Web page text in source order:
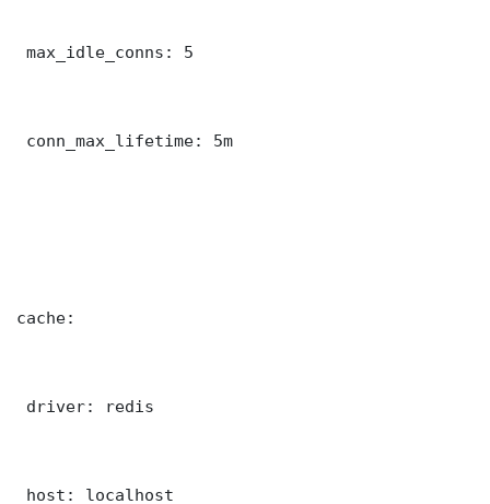
max_idle_conns: 5
conn_max_lifetime: 5m
cache:
driver: redis
host: localhost